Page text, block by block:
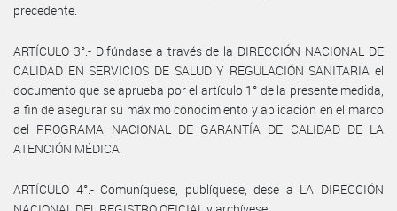
precedente.
ARTÍCULO 3°.- Difúndase a través de la DIRECCIÓN NACIONAL DE
CALIDAD EN SERVICIOS DE SALUD Y REGULACIÓN SANITARIA el
documento que se aprueba por el artículo 1° de la presente medida,
a fin de asegurar su máximo conocimiento y aplicación en el marco
del PROGRAMA NACIONAL DE GARANTÍA DE CALIDAD DE LA
ATENCIÓN MÉDICA.
ARTÍCULO 4°.- Comuníquese, publíquese, dese a LA DIRECCIÓN